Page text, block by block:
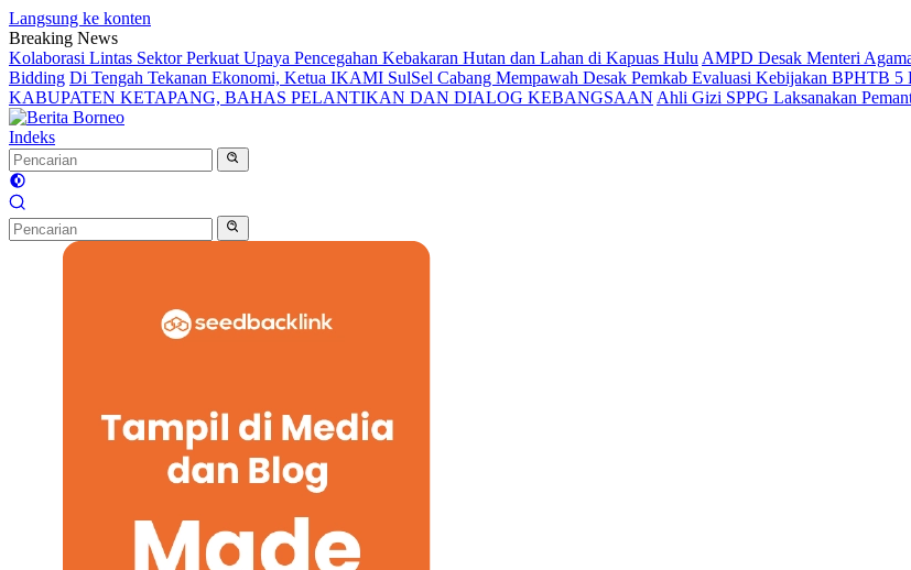
Langsung ke konten
Breaking News
Kolaborasi Lintas Sektor Perkuat Upaya Pencegahan Kebakaran Hutan dan Lahan di Kapuas Hulu AMPD Desak Menteri
Bidding Di Tengah Tekanan Ekonomi, Ketua IKAMI SulSel Cabang Mempawah Desak Pemkab Evaluasi Kebijakan BPHTB 5
KABUPATEN KETAPANG, BAHAS PELANTIKAN DAN DIALOG KEBANGSAAN Ahli Gizi SPPG Laksanakan
Indeks